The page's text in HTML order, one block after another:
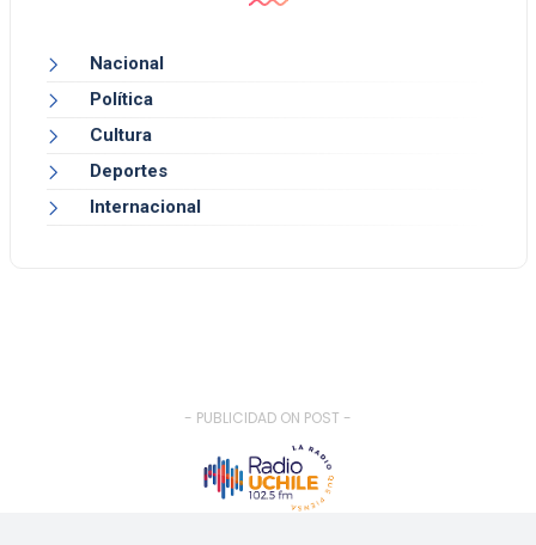
Nacional
Política
Cultura
Deportes
Internacional
- PUBLICIDAD ON POST -